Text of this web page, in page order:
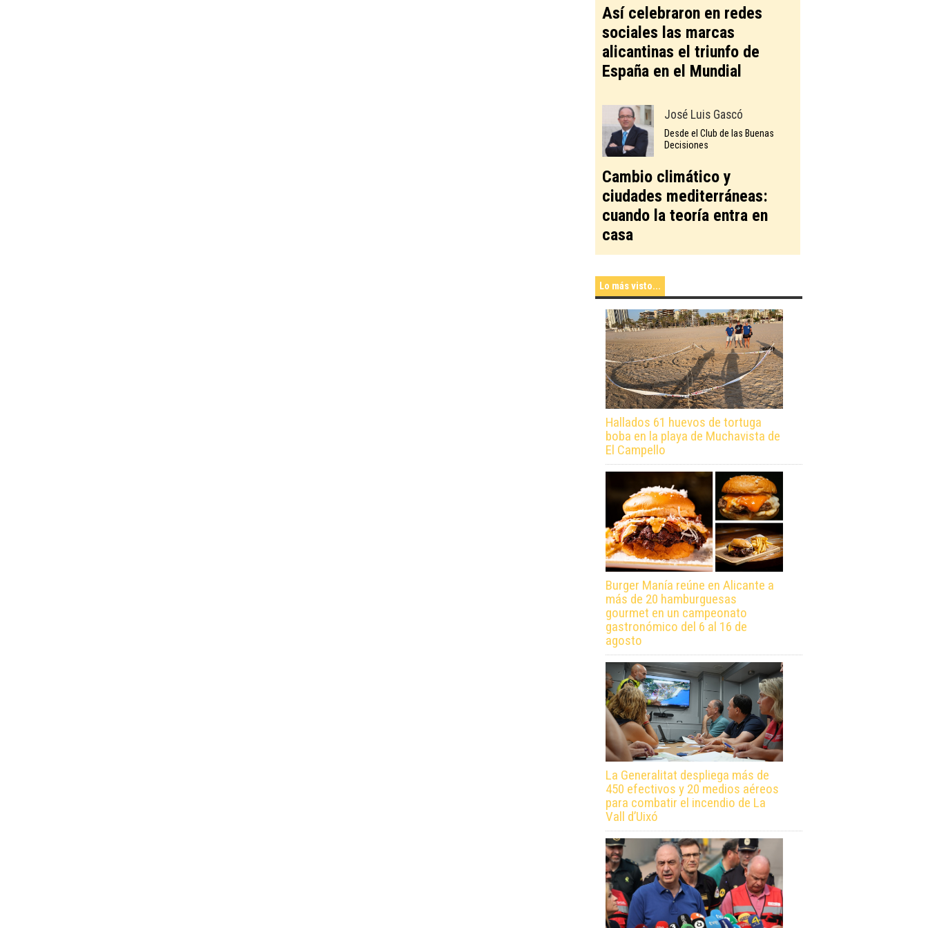
Así celebraron en redes
sociales las marcas
alicantinas el triunfo de
España en el Mundial
José Luis Gascó
Desde el Club de las Buenas
Decisiones
Cambio climático y
ciudades mediterráneas:
cuando la teoría entra en
casa
Lo más visto...
Hallados 61 huevos de tortuga
boba en la playa de Muchavista de
El Campello
Burger Manía reúne en Alicante a
más de 20 hamburguesas
gourmet en un campeonato
gastronómico del 6 al 16 de
agosto
La Generalitat despliega más de
450 efectivos y 20 medios aéreos
para combatir el incendio de La
Vall d’Uixó